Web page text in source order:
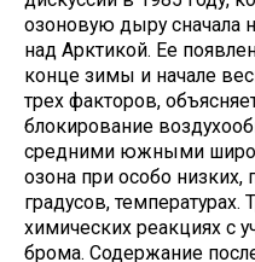
озоновую дыру сначала
над Арктикой. Ее
конце зимы и начале
трех факторов,
блокирование
средними южными
озона при особо низких,
градусов,
химических реакциях с
брома. Содержание